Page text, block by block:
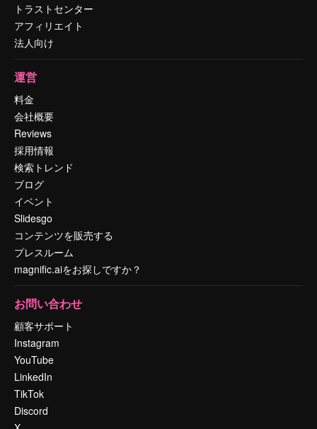
トラストセンター
アフィリエイト
法人向け
運営
料金
会社概要
Reviews
採用情報
検索トレンド
ブログ
イベント
Slidesgo
コンテンツを販売する
プレスルーム
magnific.aiをお探しですか？
お問い合わせ
顧客サポート
Instagram
YouTube
LinkedIn
TikTok
Discord